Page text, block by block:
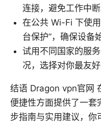
连接，避免工作中断
在公共 Wi-Fi 下使
台保护”，确保设备
试用不同国家的服
况，选择对你最友好
结语 Dragon vpn官网
便捷性方面提供了一套
步指南与实用建议，你